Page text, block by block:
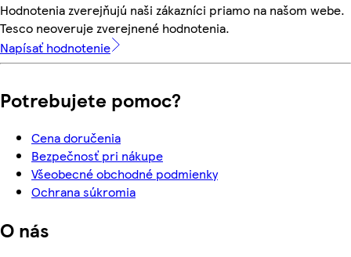
Hodnotenia zverejňujú naši zákazníci priamo na našom webe.
Tesco neoveruje zverejnené hodnotenia.
Napísať hodnotenie
Potrebujete pomoc?
Cena doručenia
Bezpečnosť pri nákupe
Všeobecné obchodné podmienky
Ochrana súkromia
O nás